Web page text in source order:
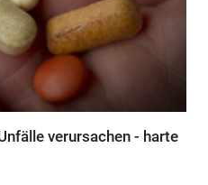
verursachen - harte